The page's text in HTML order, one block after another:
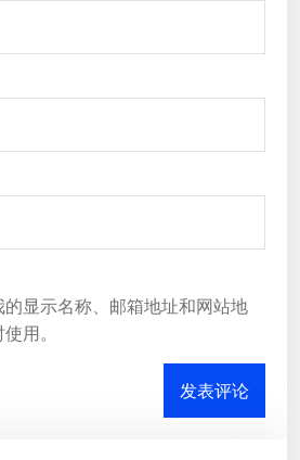
显示名称、邮箱地址和网站地
用。